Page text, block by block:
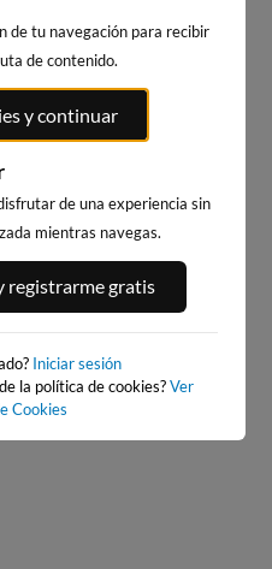
PLAYA EL MASNOU
0.1 m CHOPI
de tu navegación para recibir
de contenido.
y continuar
de una experiencia sin
mientras navegas.
registrarme gratis
Iniciar sesión
la política de cookies?Ver
Cookies